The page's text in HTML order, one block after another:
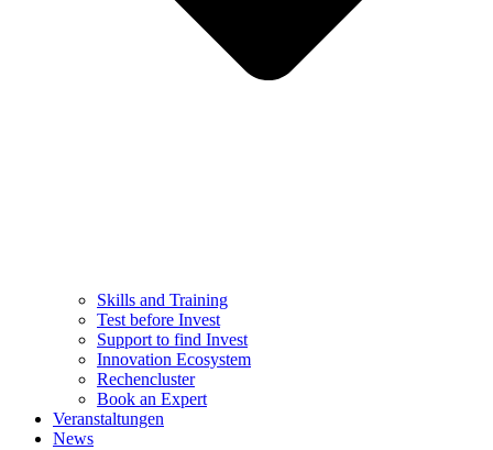
Skills and Training
Test before Invest
Support to find Invest
Innovation Ecosystem
Rechencluster​
Book an Expert
Veranstaltungen
News